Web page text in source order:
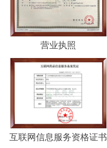
营业执照
互联网信息服务资格证书